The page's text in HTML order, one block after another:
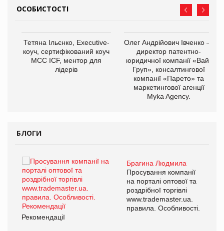
ОСОБИСТОСТІ
Тетяна Ільєнко, Executive-
коуч, сертифікований коуч
МСС ICF, ментор для
лідерів
Олег Андрійович Івченко —
директор патентно-
юридичної компанії «Вайз
Груп», консалтингової
компанії «Парето» та
маркетингової агенції
Myka Agency.
БЛОГИ
Брагина Людмила
Просування компанії
на порталі оптової та
роздрібної торгівлі
www.trademaster.ua.
правила. Особливості.
Рекомендації